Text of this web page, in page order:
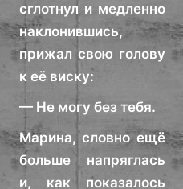
сглотнул и медленно
наклонившись,
прижал свою голову
к её виску:
— Не могу без тебя.
Марина, словно ещё
больше напряглась
и, как показалось